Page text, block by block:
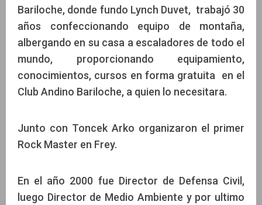
Bariloche, donde fundo Lynch Duvet, trabajó 30
años confeccionando equipo de montaña,
albergando en su casa a escaladores de todo el
mundo, proporcionando equipamiento,
conocimientos, cursos en forma gratuita en el
Club Andino Bariloche, a quien lo necesitara.
Junto con Toncek Arko organizaron el primer
Rock Master en Frey.
En el año 2000 fue Director de Defensa Civil,
luego Director de Medio Ambiente y por ultimo